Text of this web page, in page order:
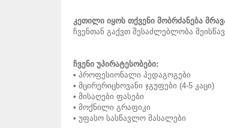
კეთილი იყოს თქვენი მობრძანება
ჩვენთან გაქვთ შესაძლებლობა
ჩვენი უპირატესობები:
• პროფესიონალი პედაგოგები
• მცირერიცხოვანი ჯგუფები (4-5 კაცი)
• მისაღები ფასები
• მოქნილი გრაფიკი
• უფასო სასწავლო მასალები